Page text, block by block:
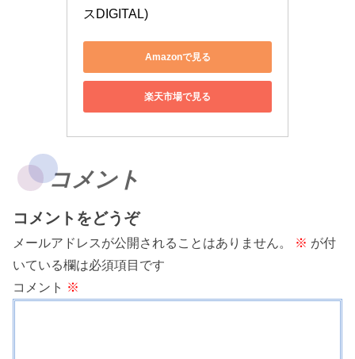
スDIGITAL)
Amazonで見る
楽天市場で見る
コメント
コメントをどうぞ
メールアドレスが公開されることはありません。 ※ が付
いている欄は必須項目です
コメント ※